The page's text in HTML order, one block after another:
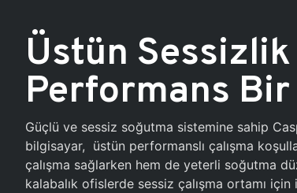
Üstün
Performans Bir
Güçlü ve sessiz soğutma sistemine sahip
bilgisayar, üstün performanslı çalışma
çalışma sağlarken hem de yeterli soğutma
kalabalık ofislerde sessiz çalışma ortamı için